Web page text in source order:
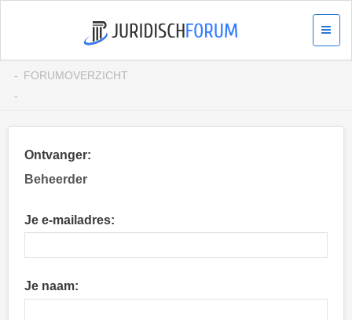
FORUMOVERZICHT
Ontvanger:
Beheerder
Je e-mailadres:
Je naam: